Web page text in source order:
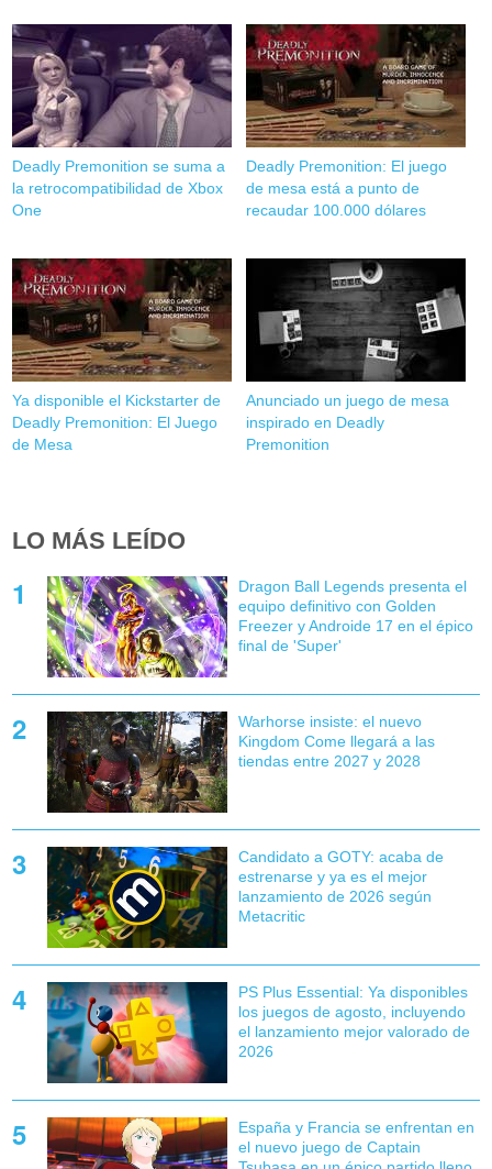
Deadly Premonition se suma a
la retrocompatibilidad de Xbox
One
Deadly Premonition: El juego
de mesa está a punto de
recaudar 100.000 dólares
Ya disponible el Kickstarter de
Deadly Premonition: El Juego
de Mesa
Anunciado un juego de mesa
inspirado en Deadly
Premonition
LO MÁS LEÍDO
Dragon Ball Legends presenta el
equipo definitivo con Golden
Freezer y Androide 17 en el épico
final de 'Super'
Warhorse insiste: el nuevo
Kingdom Come llegará a las
tiendas entre 2027 y 2028
Candidato a GOTY: acaba de
estrenarse y ya es el mejor
lanzamiento de 2026 según
Metacritic
PS Plus Essential: Ya disponibles
los juegos de agosto, incluyendo
el lanzamiento mejor valorado de
2026
España y Francia se enfrentan en
el nuevo juego de Captain